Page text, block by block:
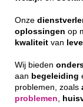
Onze
oplossingen op
kwaliteit van
Wij bieden
aan begeleiding
problemen, zoals
problemen